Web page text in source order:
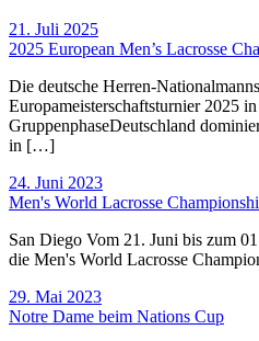
21. Juli 2025
2025 European Men’s Lacrosse
Die deutsche Herren-
Europameisterschaftsturnier 2025
GruppenphaseDeutschland
in […]
24. Juni 2023
Men's World Lacrosse
San Diego Vom 21. Juni bis zum
die Men's World Lacrosse
29. Mai 2023
Notre Dame beim Nations Cup